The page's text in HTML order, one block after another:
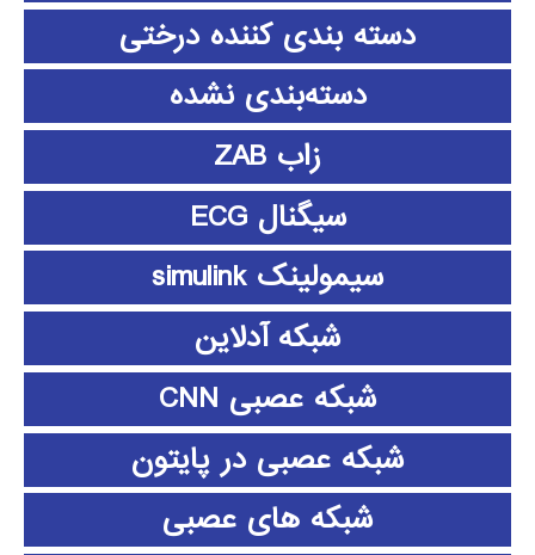
دسته بندی کننده درختی
دسته‌بندی نشده
زاب ZAB
سیگنال ECG
سیمولینک simulink
شبکه آدلاین
شبکه عصبی CNN
شبکه عصبی در پایتون
شبکه های عصبی